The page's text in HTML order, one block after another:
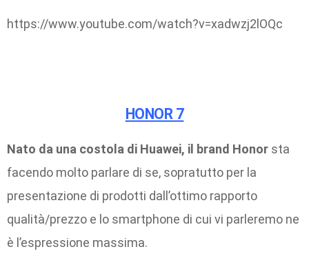
https://www.youtube.com/watch?v=xadwzj2lOQc
HONOR 7
Nato da una costola di Huawei, il brand Honor sta
facendo molto parlare di se, sopratutto per la
presentazione di prodotti dall’ottimo rapporto
qualità/prezzo e lo smartphone di cui vi parleremo ne
è l’espressione massima.